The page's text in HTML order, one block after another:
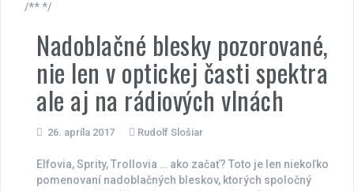
/** */
Nadoblačné blesky pozorované,
nie len v optickej časti spektra
ale aj na rádiových vlnách
26. apríla 2017 Rudolf Slošiar
Elfovia, Sprity, Trollovia … ako začať? Toto je len niekoľko
pomenovaní nadoblačných bleskov, ktorých spoločný